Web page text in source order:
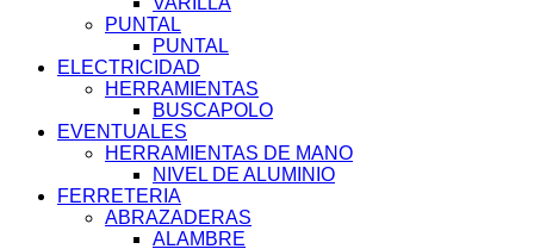
PUNTAL
PUNTAL
ELECTRICIDAD
HERRAMIENTAS
BUSCAPOLO
EVENTUALES
HERRAMIENTAS DE MANO
NIVEL DE ALUMINIO
FERRETERIA
ABRAZADERAS
ALAMBRE